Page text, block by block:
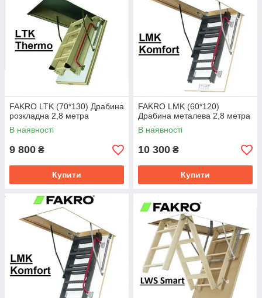
FAKRO LTK (70*130) Драбина
розкладна 2,8 метра
В наявності
9 800 ₴
Купити
FAKRO LMK (60*120)
Драбина металева 2,8 метра
В наявності
10 300 ₴
Купити